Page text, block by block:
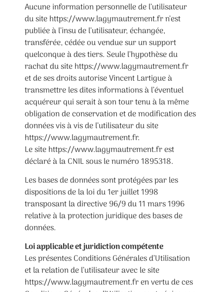
Aucune information personnelle de l’utilisateur
du site https://www.lagymautrement.fr n’est
publiée à l’insu de l’utilisateur, échangée,
transférée, cédée ou vendue sur un support
quelconque à des tiers. Seule l’hypothèse du
rachat du site https://www.lagymautrement.fr
et de ses droits autorise Vincent Lartigue à
transmettre les dites informations à l’éventuel
acquéreur qui serait à son tour tenu à la même
obligation de conservation et de modification des
données vis à vis de l’utilisateur du site
https://www.lagymautrement.fr.
Le site https://www.lagymautrement.fr est
déclaré à la CNIL sous le numéro 1895318.
Les bases de données sont protégées par les
dispositions de la loi du 1er juillet 1998
transposant la directive 96/9 du 11 mars 1996
relative à la protection juridique des bases de
données.
Loi applicable et juridiction compétente
Les présentes Conditions Générales d’Utilisation
et la relation de l’utilisateur avec le site
https://www.lagymautrement.fr en vertu de ces